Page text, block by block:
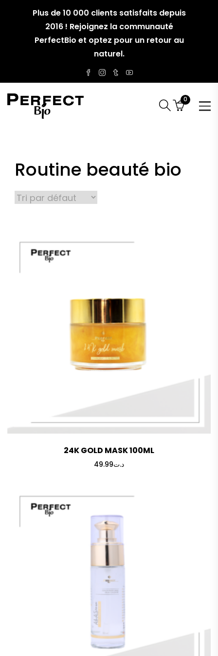
Plus de 10 000 clients satisfaits depuis
2016 ! Rejoignez la communauté
PerfectBio et optez pour un retour au
naturel.
0
Routine beauté bio
24K GOLD MASK 100ML
د.ت49.99